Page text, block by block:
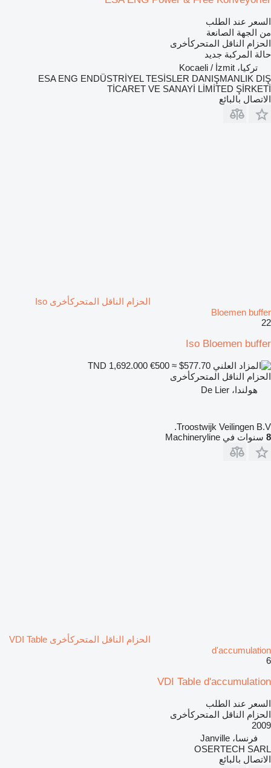
السعر عند الطلب
من الجهة الصانعة
الحزام الناقل المتحركأخرى
حالة المركبة جديد
تركيا، Kocaeli / İzmit
ESA ENG ENDÜSTRİYEL TESİSLER DANIŞMANLIK DIŞ
TİCARET VE SANAYİ LİMİTED ŞİRKETİ
الاتصال بالبائع
الحزام الناقل المتحركأخرى Iso
Bloemen buffer
22
Iso Bloemen buffer
€500 ≈ $577.70
الحزام الناقل المتحركأخرى
هولندا، De Lier
Troostwijk Veilingen B.V.
8 سنوات في Machineryline
الحزام الناقل المتحركأخرى VDI Table
d'accumulation
6
VDI Table d'accumulation
السعر عند الطلب
الحزام الناقل المتحركأخرى
2009
فرنسا، Janville
OSERTECH SARL
الاتصال بالبائع